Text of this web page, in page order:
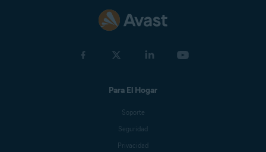
Benjamin Gorman
Jessica Valasek Estenssoro
Para El Hogar
Soporte
Seguridad
Privacidad